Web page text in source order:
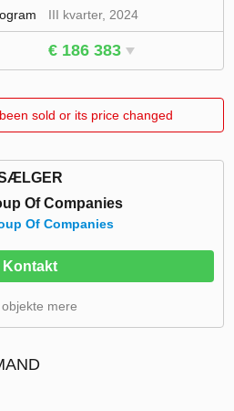
III kvarter, 2024
€ 186 383
sold or its price changed
Of Companies
Of Companies
Kontakt
mere